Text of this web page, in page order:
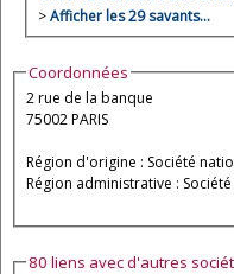
>Afficher les 29 savants…
Coordonnées
2 rue de la banque
75002 PARIS
Région d'origine : Société
Région administrative :
80 liens avec d'autres